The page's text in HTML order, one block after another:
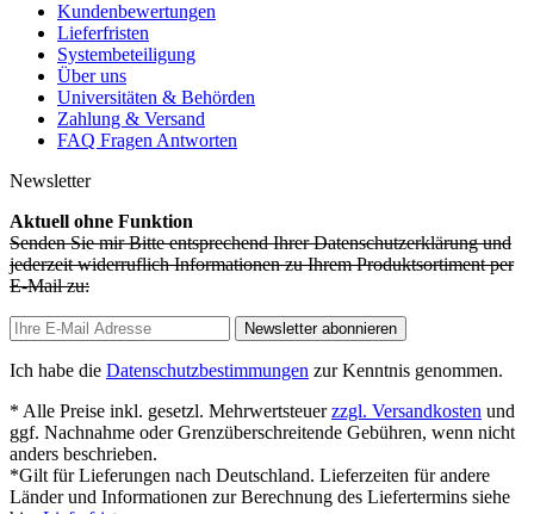
Kundenbewertungen
Lieferfristen
Systembeteiligung
Über uns
Universitäten & Behörden
Zahlung & Versand
FAQ Fragen Antworten
Newsletter
Aktuell ohne Funktion
Senden Sie mir Bitte entsprechend Ihrer Datenschutzerklärung und
jederzeit widerruflich Informationen zu Ihrem Produktsortiment per
E-Mail zu:
Newsletter abonnieren
Ich habe die Datenschutzbestimmungen zur Kenntnis genommen.
* Alle Preise inkl. gesetzl. Mehrwertsteuerzzgl. Versandkosten und
ggf. Nachnahme oder Grenzüberschreitende Gebühren, wenn nicht
anders beschrieben.
*Gilt für Lieferungen nach Deutschland. Lieferzeiten für andere
Länder und Informationen zur Berechnung des Liefertermins siehe